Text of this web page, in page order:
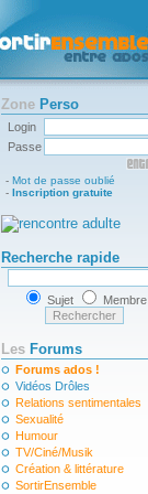
Zone Perso
Login
Passe
- Mot de passe oublié
- Inscription gratuite
Recherche rapide
Sujet Membre
Les Forums
Forums ados !
Vidéos Drôles
Relations sentimentales
Sexualité
Humour
TV/Ciné/Musik
Création & littérature
SortirEnsemble